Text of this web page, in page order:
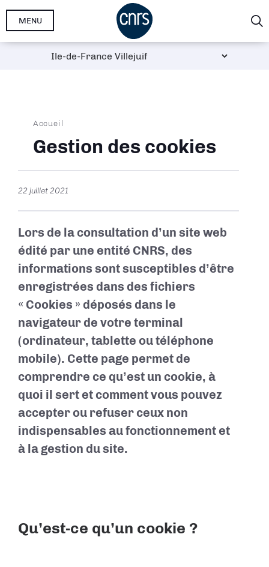
Aller
MENU
Fil
d'Ariane
Accueil
Gestion des cookies
22 juillet 2021
Lors de la consultation d’un site web
édité par une entité CNRS, des
informations sont susceptibles d’être
enregistrées dans des fichiers
« Cookies » déposés dans le
navigateur de votre terminal
(ordinateur, tablette ou téléphone
mobile). Cette page permet de
comprendre ce qu’est un cookie, à
quoi il sert et comment vous pouvez
accepter ou refuser ceux non
indispensables au fonctionnement et
à la gestion du site.
Qu’est-ce qu’un cookie ?